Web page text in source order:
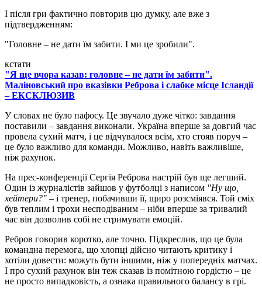
І після гри фактично повторив цю думку, але вже з
підтвердженням:
"Головне – не дати їм забити. І ми це зробили".
кстати
"Я ще вчора казав: головне – не дати їм забити".
Маліновський про вказівки Реброва і слабке місце Ісландії
– ЕКСКЛЮЗИВ
У словах не було пафосу. Це звучало дуже чітко: завдання
поставили – завдання виконали. Україна вперше за довгий час
провела сухий матч, і це відчувалося всім, хто стояв поруч –
це було важливо для команди. Можливо, навіть важливіше,
ніж рахунок.
На прес-конференції Сергія Реброва настрій був ще легший.
Один із журналістів зайшов у футболці з написом "Ну що,
хейтери?" – і тренер, побачивши її, щиро розсміявся. Той сміх
був теплим і трохи несподіваним – ніби вперше за тривалий
час він дозволив собі не стримувати емоцій.
Ребров говорив коротко, але точно. Підкреслив, що це була
командна перемога, що хлопці дійсно читають критику і
хотіли довести: можуть бути іншими, ніж у попередніх матчах.
І про сухий рахунок він теж сказав із помітною гордістю – це
не просто випадковість, а ознака правильного балансу в грі.